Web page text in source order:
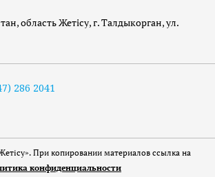
область Жетісу, г. Талдыкорган, ул.
286 2041
При копировании материалов ссылка на
конфиденциальности